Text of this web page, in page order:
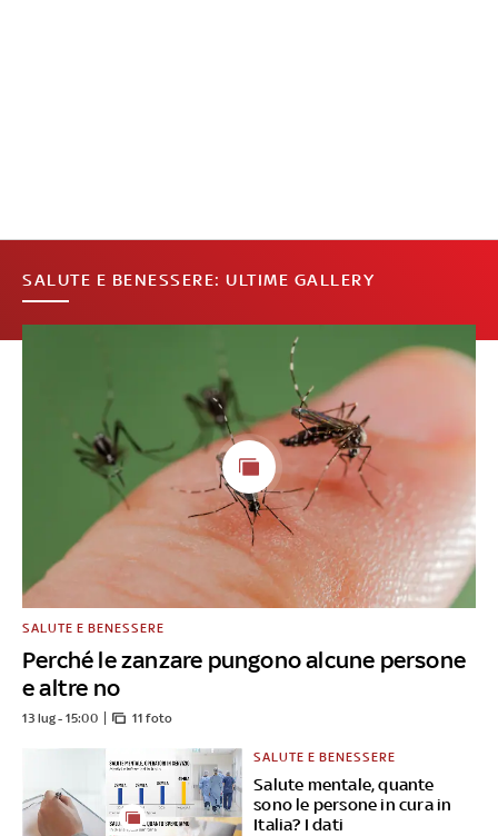
SALUTE E BENESSERE: ULTIME GALLERY
Perché le zanzare pungono alcune persone
e altre no
SALUTE E BENESSERE
13 lug - 15:00 11 foto
Salute mentale, quante
sono le persone in cura in
Italia? I dati
SALUTE E BENESSERE